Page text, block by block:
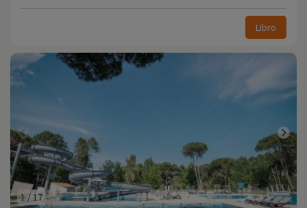
Libro
1/17